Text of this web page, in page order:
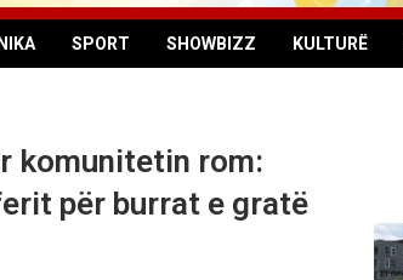
SPORT SHOWBIZZ KULTURË
komunitetin rom:
për burrat e gratë